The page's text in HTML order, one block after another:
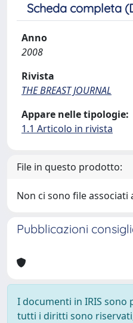
Scheda completa
Anno
2008
Rivista
THE BREAST JOURNAL
Appare nelle tipologie:
1.1 Articolo in rivista
File in questo prodotto:
Non ci sono file
Pubblicazioni
I documenti in IRIS
tutti i diritti sono